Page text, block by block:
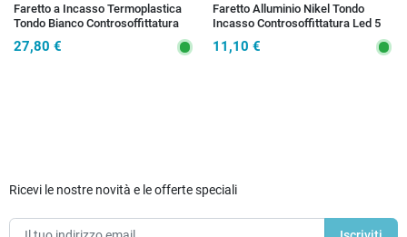
Faretto a Incasso Termoplastica
Tondo Bianco Controsoffittatura
27,80 €
Faretto Alluminio Nikel Tondo
Incasso Controsoffittatura Led 5
11,10 €
Ricevi le nostre novità e le offerte speciali